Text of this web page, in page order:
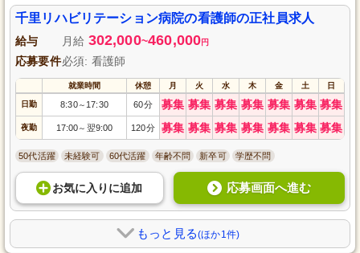
千里リハビリテーション病院の看護師の正社員求人
給与 月給 302,000~460,000円
応募要件必須: 看護師
就業時間 休憩 月 火 水 木 金 土 日
日勤 8:30～ 17:30 60分 募集 募集 募集 募集 募集 募集 募集
夜勤 17:00～ 翌9:00 120分 募集 募集 募集 募集 募集 募集 募集
50代活躍 未経験可 60代活躍 年齢不問 新卒可 学歴不問
お気に入り に追加 応募画面へ進む
もっと見る(ほか1件)